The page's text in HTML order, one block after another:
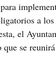
a
el
que se